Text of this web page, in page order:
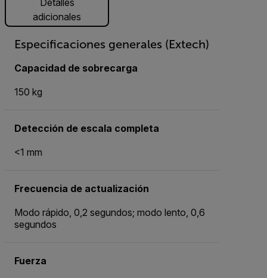
adicionales
Especificaciones generales (Extech)
Capacidad de sobrecarga
150 kg
Detección de escala completa
<1 mm
Frecuencia de actualización
Modo rápido, 0,2 segundos; modo lento, 0,6
segundos
Fuerza